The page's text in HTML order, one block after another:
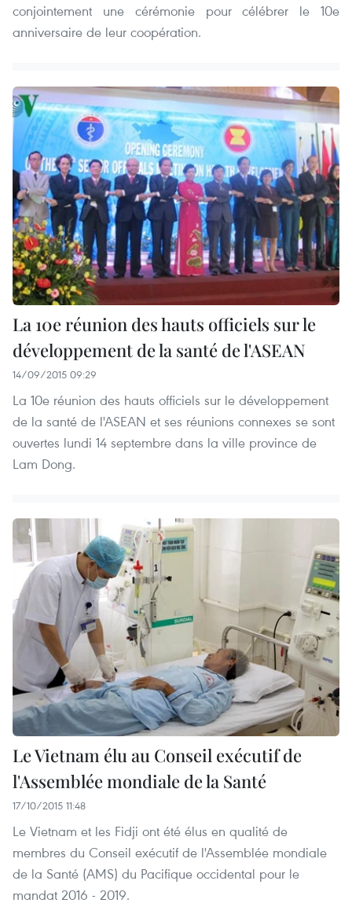
conjointement une cérémonie pour célébrer le 10e
anniversaire de leur coopération.
La 10e réunion des hauts officiels sur le
développement de la santé de l'ASEAN
14/09/2015 09:29
La 10e réunion des hauts officiels sur le développement
de la santé de l'ASEAN et ses réunions connexes​ se sont
ouvertes lundi 14 septembre dans la ville province de
Lam Dong.
Le Vietnam élu au Conseil exécutif de
l'Assemblée mondiale de la Santé
17/10/2015 11:48
Le Vietnam et les Fidji ont été élus en qualité de
membres du Conseil exécutif de l'Assemblée mondiale
de la Santé (​AMS) du Pacifique occidental pour le
mandat 2016 - 2019.